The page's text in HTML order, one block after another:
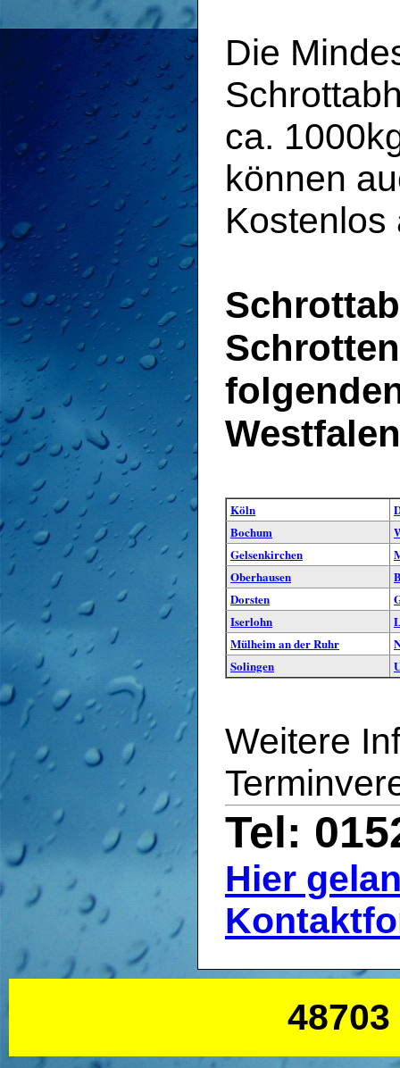
Die
ca.
können
Kostenlos
Köln
Bochum
Gelsenkirchen
Oberhausen
Dorsten
Iserlohn
Mülheim an der Ruhr
Solingen
Weitere
Tel:
Hier